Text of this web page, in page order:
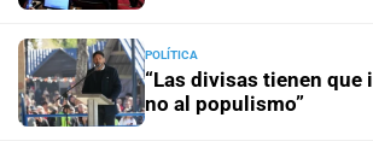
POLÍTICA
“Las divisas tienen que
no al populismo”